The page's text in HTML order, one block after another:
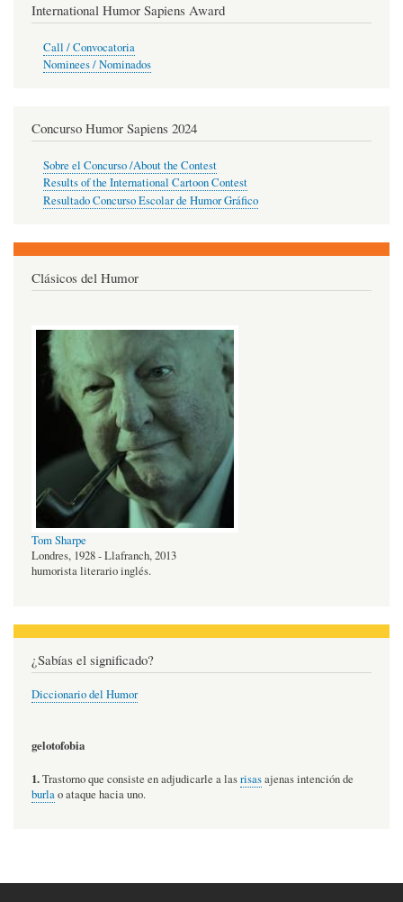
International Humor Sapiens Award
Call / Convocatoria
Nominees / Nominados
Concurso Humor Sapiens 2024
Sobre el Concurso /About the Contest
Results of the International Cartoon Contest
Resultado Concurso Escolar de Humor Gráfico
Clásicos del Humor
Tom Sharpe
Londres, 1928 - Llafranch, 2013
humorista literario inglés.
¿Sabías el significado?
Diccionario del Humor
gelotofobia
1.Trastorno que consiste en adjudicarle a lasrisasajenas intención de
burlao ataque hacia uno.